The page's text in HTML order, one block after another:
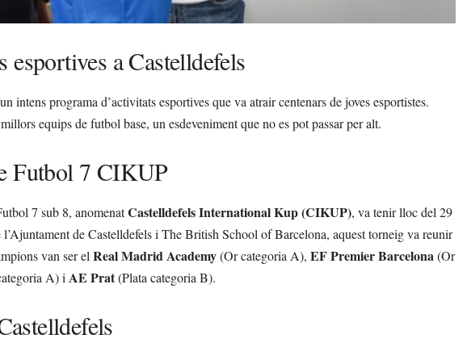
esportives a Castelldefels
intens programa d’activitats esportives que va atrair centenars de joves esportistes.
equips de futbol base, un esdeveniment que no es pot passar per alt.
Futbol 7 CIKUP
7 sub 8, anomenatCastelldefels International Kup (CIKUP), va tenir lloc del 29
de Castelldefels i The British School of Barcelona, aquest torneig va reunir
van ser elReal Madrid Academy(Or categoria A), EF Premier Barcelona(Or
A) iAE Prat(Plata categoria B).